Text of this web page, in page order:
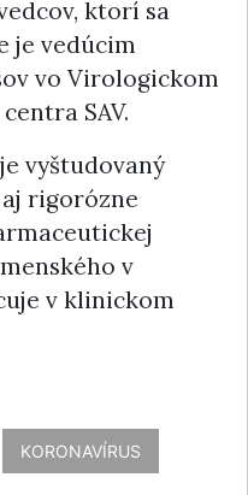
ktorí sa
je vedúcim
vo Virologickom
SAV.
je vyštudovaný
rigorózne
v
v klinickom
KORONAVÍRUS